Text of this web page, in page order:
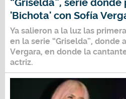
“Griselda”, serie
'Bichota' con Sofía
Ya salieron a la luz las
en la serie “Griselda”, donde
Vergara, en donde la
actriz.